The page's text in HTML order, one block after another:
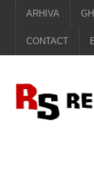
ARHIVA
CONTACT